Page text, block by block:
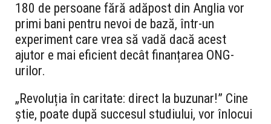
180 de persoane fără adăpost din Anglia vor
primi bani pentru nevoi de bază, într-un
experiment care vrea să vadă dacă acest
ajutor e mai eficient decât finanțarea ONG-
urilor.
„Revoluția în caritate: direct la buzunar!” Cine
știe, poate după succesul studiului, vor înlocui